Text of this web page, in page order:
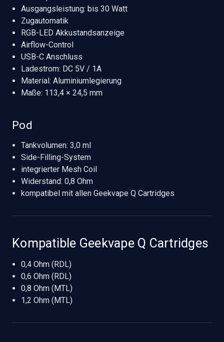
Ausgangsleistung: bis 30 Watt
Zugautomatik
RGB-LED Akkustandsanzeige
Airflow-Control
USB-C Anschluss
Ladestrom: DC 5V / 1A
Material: Aluminiumlegierung
Maße: 113,4 × 24,5 mm
Pod
Tankvolumen: 3,0 ml
Side-Filling-System
integrierter Mesh Coil
Widerstand: 0,8 Ohm
kompatibel mit allen Geekvape Q Cartridges
Kompatible Geekvape Q Cartridges
0,4 Ohm (RDL)
0,6 Ohm (RDL)
0,8 Ohm (MTL)
1,2 Ohm (MTL)